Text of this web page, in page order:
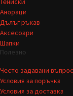
Анораци
Дълъг ръкав
Аксесоари
Шапки
Полезно
Често задавани
Условия за поръчка
Условия за доставка